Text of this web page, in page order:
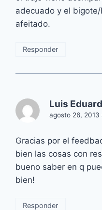
adecuado y el
afeitado.
Responder
Luis
agosto 26, 2013
Gracias por el
bien las cosas con
bueno saber en q
bien!
Responder